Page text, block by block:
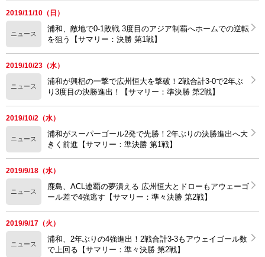
2019/11/10（日）
ニュース
浦和、敵地で0-1敗戦 3度目のアジア制覇へホームでの逆転
を狙う【サマリー：決勝 第1戦】
2019/10/23（水）
ニュース
浦和が興梠の一撃で広州恒大を撃破！2戦合計3-0で2年ぶ
り3度目の決勝進出！【サマリー：準決勝 第2戦】
2019/10/2（水）
ニュース
浦和がスーパーゴール2発で先勝！2年ぶりの決勝進出へ大
きく前進【サマリー：準決勝 第1戦】
2019/9/18（水）
ニュース
鹿島、ACL連覇の夢潰える 広州恒大とドローもアウェーゴ
ール差で4強逃す【サマリー：準々決勝 第2戦】
2019/9/17（火）
ニュース
浦和、2年ぶりの4強進出！2戦合計3-3もアウェイゴール数
で上回る【サマリー：準々決勝 第2戦】